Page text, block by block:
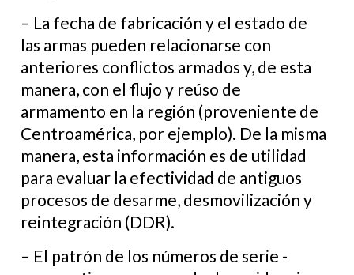
– La fecha de fabricación y el estado de
las armas pueden relacionarse con
anteriores conflictos armados y, de esta
manera, con el flujo y reúso de
armamento en la región (proveniente de
Centroamérica, por ejemplo). De la misma
manera, esta información es de utilidad
para evaluar la efectividad de antiguos
procesos de desarme, desmovilización y
reintegración (DDR).
– El patrón de los números de serie -